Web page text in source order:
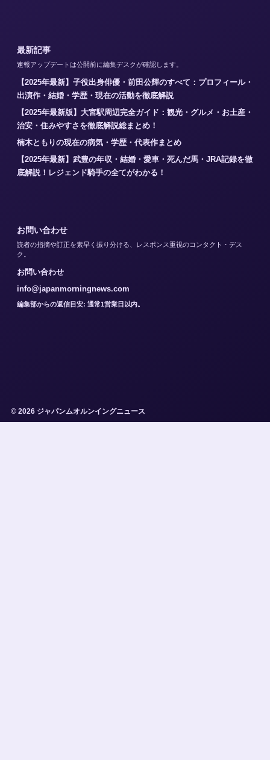
最新記事
速報アップデートは公開前に編集デスクが確認します。
【2025年最新】子役出身俳優・前田公輝のすべて：プロフィール・
出演作・結婚・学歴・現在の活動を徹底解説
【2025年最新版】大宮駅周辺完全ガイド：観光・グルメ・お土産・
治安・住みやすさを徹底解説総まとめ！
楠木ともりの現在の病気・学歴・代表作まとめ
【2025年最新】武豊の年収・結婚・愛車・死んだ馬・JRA記録を徹
底解説！レジェンド騎手の全てがわかる！
お問い合わせ
読者の指摘や訂正を素早く振り分ける、レスポンス重視のコンタクト・デス
ク。
お問い合わせ
info@japanmorningnews.com
編集部からの返信目安: 通常1営業日以内。
© 2026 ジャパンムオルンイングニュース